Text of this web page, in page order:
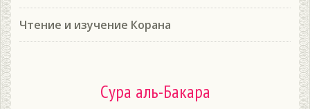
Чтение и изучение Корана
Сура аль-Бакара